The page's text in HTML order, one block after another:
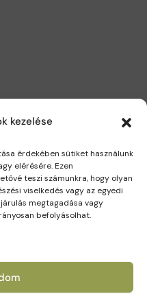
kezelése
érdekében sütiket használunk
elérésére. Ezen
teszi számunkra, hogy olyan
viselkedés vagy az egyedi
megtagadása vagy
befolyásolhat.
75.